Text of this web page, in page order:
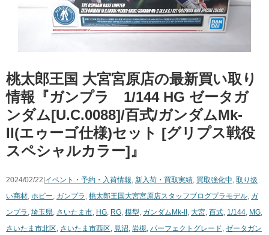
桃太郎王国 大宮宮原店の最新買い取り
情報『ガンプラ 1/144 ​HG ​ゼータガ
ンダム[U.C.0088]/百式/ガンダムMk-
II(エゥーゴ仕様)セット ​[グリプス戦役
スペシャルカラー]』
2024/02/22| イベント・予約・入荷情報, 新入荷・買取実績, 買取強化中, 取り扱
い商材, ホビー, ガンプラ , 桃太郎王国大宮宮原店スタッフブログプラモデル, ガ
ンプラ , 埼玉県, さいたま市, HG, RG, 模型, ガンダムMk-II , 大宮, 百式, 1/144, MG,
さいたま市北区, さいたま市西区, 見沼, 岩槻, パーフェクトグレード, ゼータガン